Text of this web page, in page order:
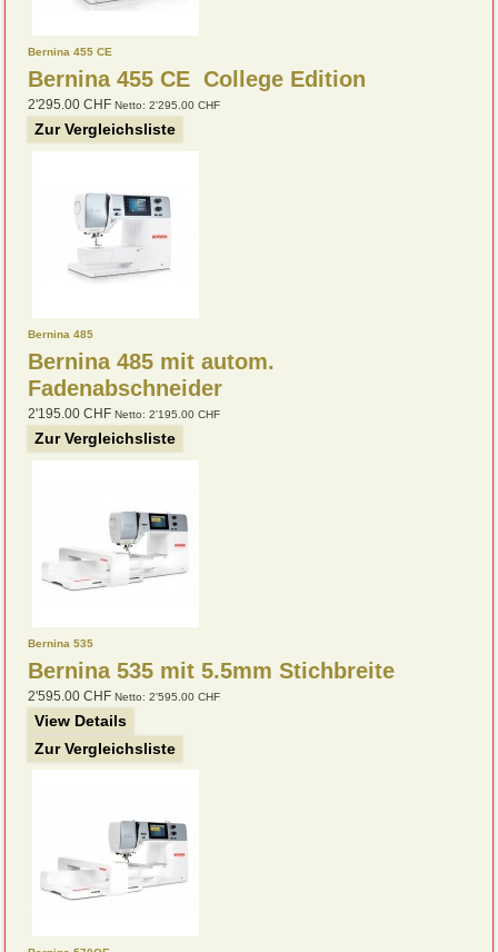
Bernina 455 CE
Bernina 455 CE College Edition
2'295.00 CHF Netto: 2'295.00 CHF
Zur Vergleichsliste
Bernina 485
Bernina 485 mit autom.
Fadenabschneider
2'195.00 CHF Netto: 2'195.00 CHF
Zur Vergleichsliste
Bernina 535
Bernina 535 mit 5.5mm Stichbreite
2'595.00 CHF Netto: 2'595.00 CHF
View Details
Zur Vergleichsliste